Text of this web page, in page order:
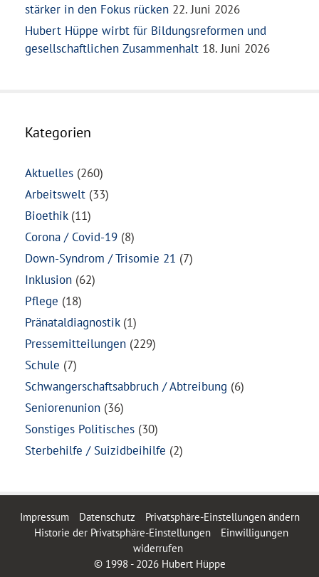
stärker in den Fokus rücken 22. Juni 2026
Hubert Hüppe wirbt für Bildungsreformen und
gesellschaftlichen Zusammenhalt 18. Juni 2026
Kategorien
Aktuelles (260)
Arbeitswelt (33)
Bioethik(11)
Corona / Covid-19 (8)
Down-Syndrom / Trisomie 21 (7)
Inklusion (62)
Pflege (18)
Pränataldiagnostik(1)
Pressemitteilungen (229)
Schule (7)
Schwangerschaftsabbruch / Abtreibung (6)
Seniorenunion (36)
Sonstiges Politisches (30)
Sterbehilfe / Suizidbeihilfe (2)
Impressum Datenschutz
Privatsphäre-Einstellungen ändern
Historie der Privatsphäre-Einstellungen
Einwilligungen
widerrufen
© 1998 - 2026 Hubert Hüppe